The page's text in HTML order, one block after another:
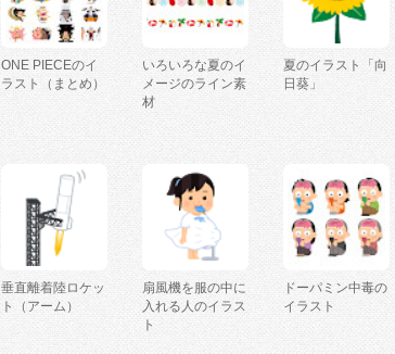
ONE PIECEのイ
ラスト（まとめ）
いろいろな夏のイ
メージのライン素
材
夏のイラスト「向
日葵」
垂直離着陸ロケッ
ト（アーム）
扇風機を服の中に
入れる人のイラス
ト
ドーパミン中毒の
イラスト